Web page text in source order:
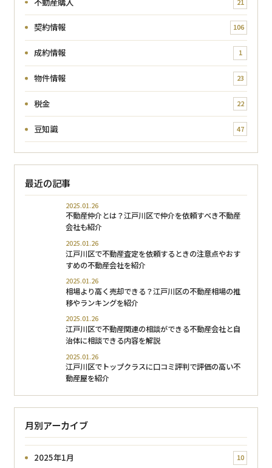
21
契約情報 106
成約情報 1
物件情報 23
税金 22
豆知識 47
最近の記事
2025.01.26
不動産仲介とは？江戸川区で仲介を依頼すべき不動産
会社も紹介
2025.01.26
江戸川区で不動産査定を依頼するときの注意点やおす
すめの不動産会社を紹介
2025.01.26
相場より高く売却できる？江戸川区の不動産相場の推
移やランキングを紹介
2025.01.26
江戸川区で不動産関連の相談ができる不動産会社と自
治体に相談できる内容を解説
2025.01.26
江戸川区でトップクラスに口コミ評判で評価の高い不
動産屋を紹介
月別アーカイブ
2025年1月 10